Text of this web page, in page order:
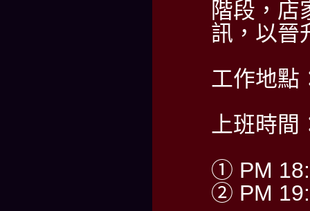
階段，店
訊，以晉
工作地點
上班時間
① PM
② PM